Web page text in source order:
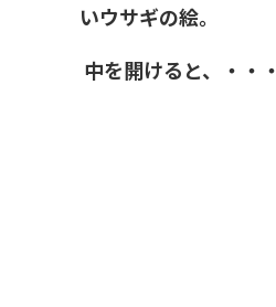
いウサギの絵。
中を開けると、・・・